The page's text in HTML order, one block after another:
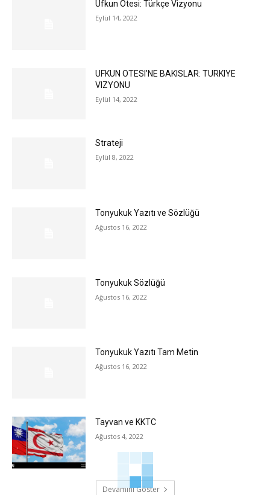
Ufkun Ötesi: Türkçe Vizyonu
Eylül 14, 2022
UFKUN OTESI’NE BAKISLAR: TURKIYE
VIZYONU
Eylül 14, 2022
Strateji
Eylül 8, 2022
Tonyukuk Yazıtı ve Sözlüğü
Ağustos 16, 2022
Tonyukuk Sözlüğü
Ağustos 16, 2022
Tonyukuk Yazıtı Tam Metin
Ağustos 16, 2022
Tayvan ve KKTC
Ağustos 4, 2022
Devamını Göster